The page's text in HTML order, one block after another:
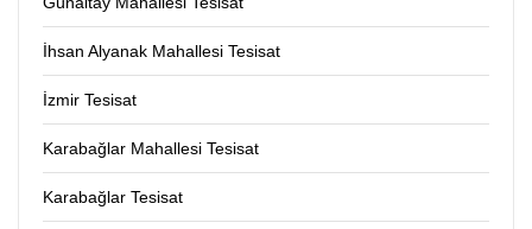
İhsan Alyanak Mahallesi Tesisat
İzmir Tesisat
Karabağlar Mahallesi Tesisat
Karabağlar Tesisat